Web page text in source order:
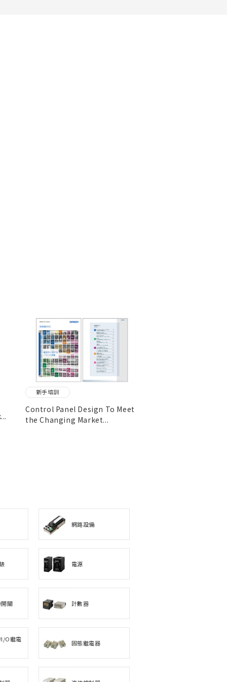
新手培訓
Control Panel Design To Meet
the Changing Market...
網路設備
電源
關 計數器
O繼電
固態繼電器